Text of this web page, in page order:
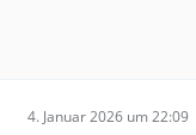
4. Januar 2026 um 22:09